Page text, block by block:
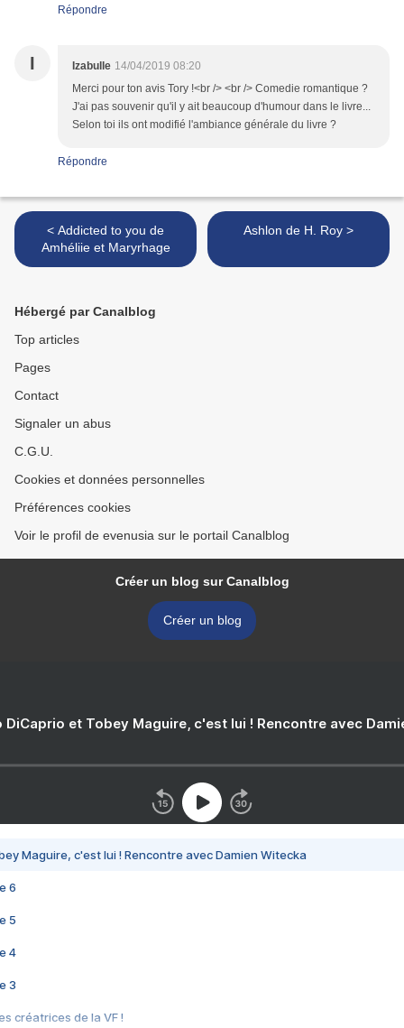
Répondre
I Izabulle 14/04/2019 08:20
Merci pour ton avis Tory !<br /> <br /> Comedie romantique ?
J'ai pas souvenir qu'il y ait beaucoup d'humour dans le livre...
Selon toi ils ont modifié l'ambiance générale du livre ?
Répondre
< Addicted to you de
Amhéliie et Maryrhage
Ashlon de H. Roy >
Hébergé par Canalblog
Top articles
Pages
Contact
Signaler un abus
C.G.U.
Cookies et données personnelles
Préférences cookies
Voir le profil de evenusia sur le portail Canalblog
Créer un blog sur Canalblog
Créer un blog
DiCaprio et Tobey Maguire, c'est lui ! Rencontre avec
Maguire, c'est lui ! Rencontre avec Damien Witecka
6
5
4
3
créatrices de la VF !